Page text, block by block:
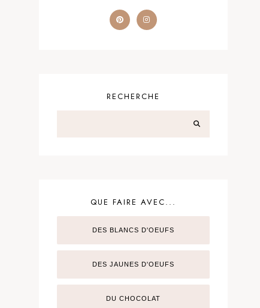
RECHERCHE
QUE FAIRE AVEC...
DES BLANCS D'OEUFS
DES JAUNES D'OEUFS
DU CHOCOLAT